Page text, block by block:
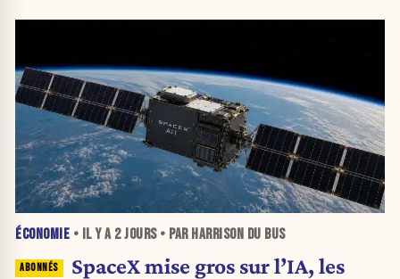
ÉCONOMIE • IL Y A 2 JOURS• PAR HARRISON DU BUS
SpaceX mise gros sur l’IA, les